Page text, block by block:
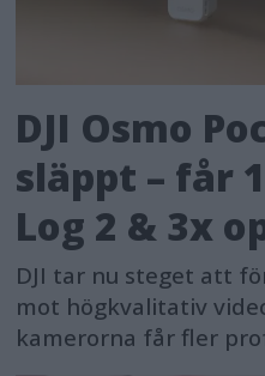
DJI Osmo
släppt – får
Log 2 & 3x
DJI tar nu steget att
mot högkvalitativ
kamerorna får fler